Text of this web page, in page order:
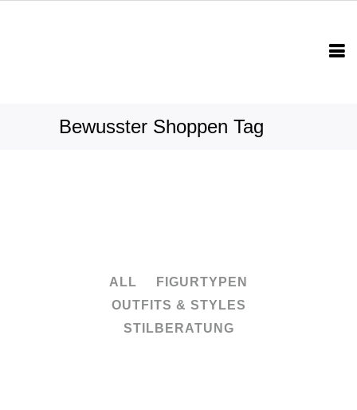
Bewusster Shoppen Tag
ALL
FIGURTYPEN
OUTFITS & STYLES
STILBERATUNG